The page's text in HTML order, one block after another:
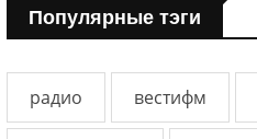
Популярные тэги
радио вестифм